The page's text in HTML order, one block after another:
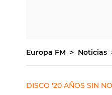
Europa FM Noticias
DISCO '20 AÑOS SIN